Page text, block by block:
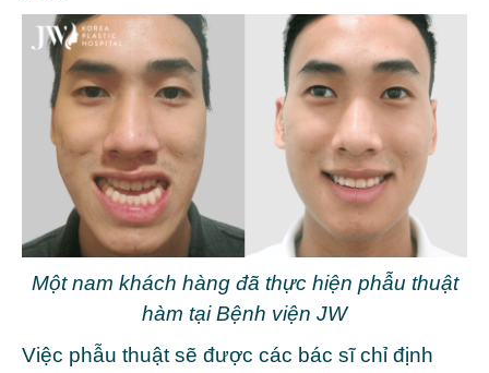
Một nam khách hàng đã thực hiện phẫu thuật
hàm tại Bệnh viện JW
Việc phẫu thuật sẽ được các bác sĩ chỉ định